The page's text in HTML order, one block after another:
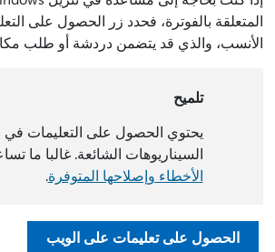
المتعلقة بالفوترة، فحدد زر الحصول على
الأنسب، والذي قد يتضمن دردشة أو طلب
تلميح
السيناريوهات الشائعة. غالبا ما
الأخطاء وإصلاحها المتوفرة.
الحصول على تعليمات على الويب